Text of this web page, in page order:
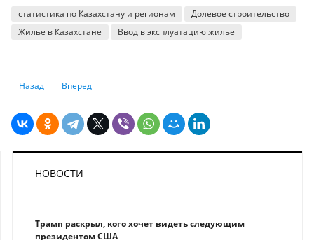
статистика по Казахстану и регионам
Долевое строительство
Жилье в Казахстане
Ввод в эксплуатацию жилье
Предыдущий: Самые прибыльные банки Казахстана — кто они?
Назад Следующий: В каких регионах РК вопрос женской
Вперед
НОВОСТИ
Трамп раскрыл, кого хочет видеть следующим
президентом США